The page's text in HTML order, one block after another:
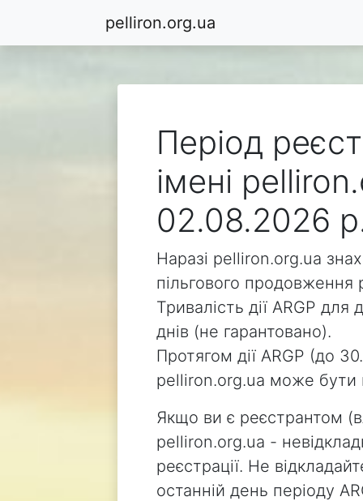
pelliron.org.ua
Період
імені
02.08.2026
Наразі pelliron.org.ua
пільгового продовження
Тривалість дії ARGP
днів (не гарантовано).
Протягом дії ARGP (до
pelliron.org.ua може бути
Якщо ви є реєстрантом
pelliron.org.ua -
реєстрації. Не
останній день періоду